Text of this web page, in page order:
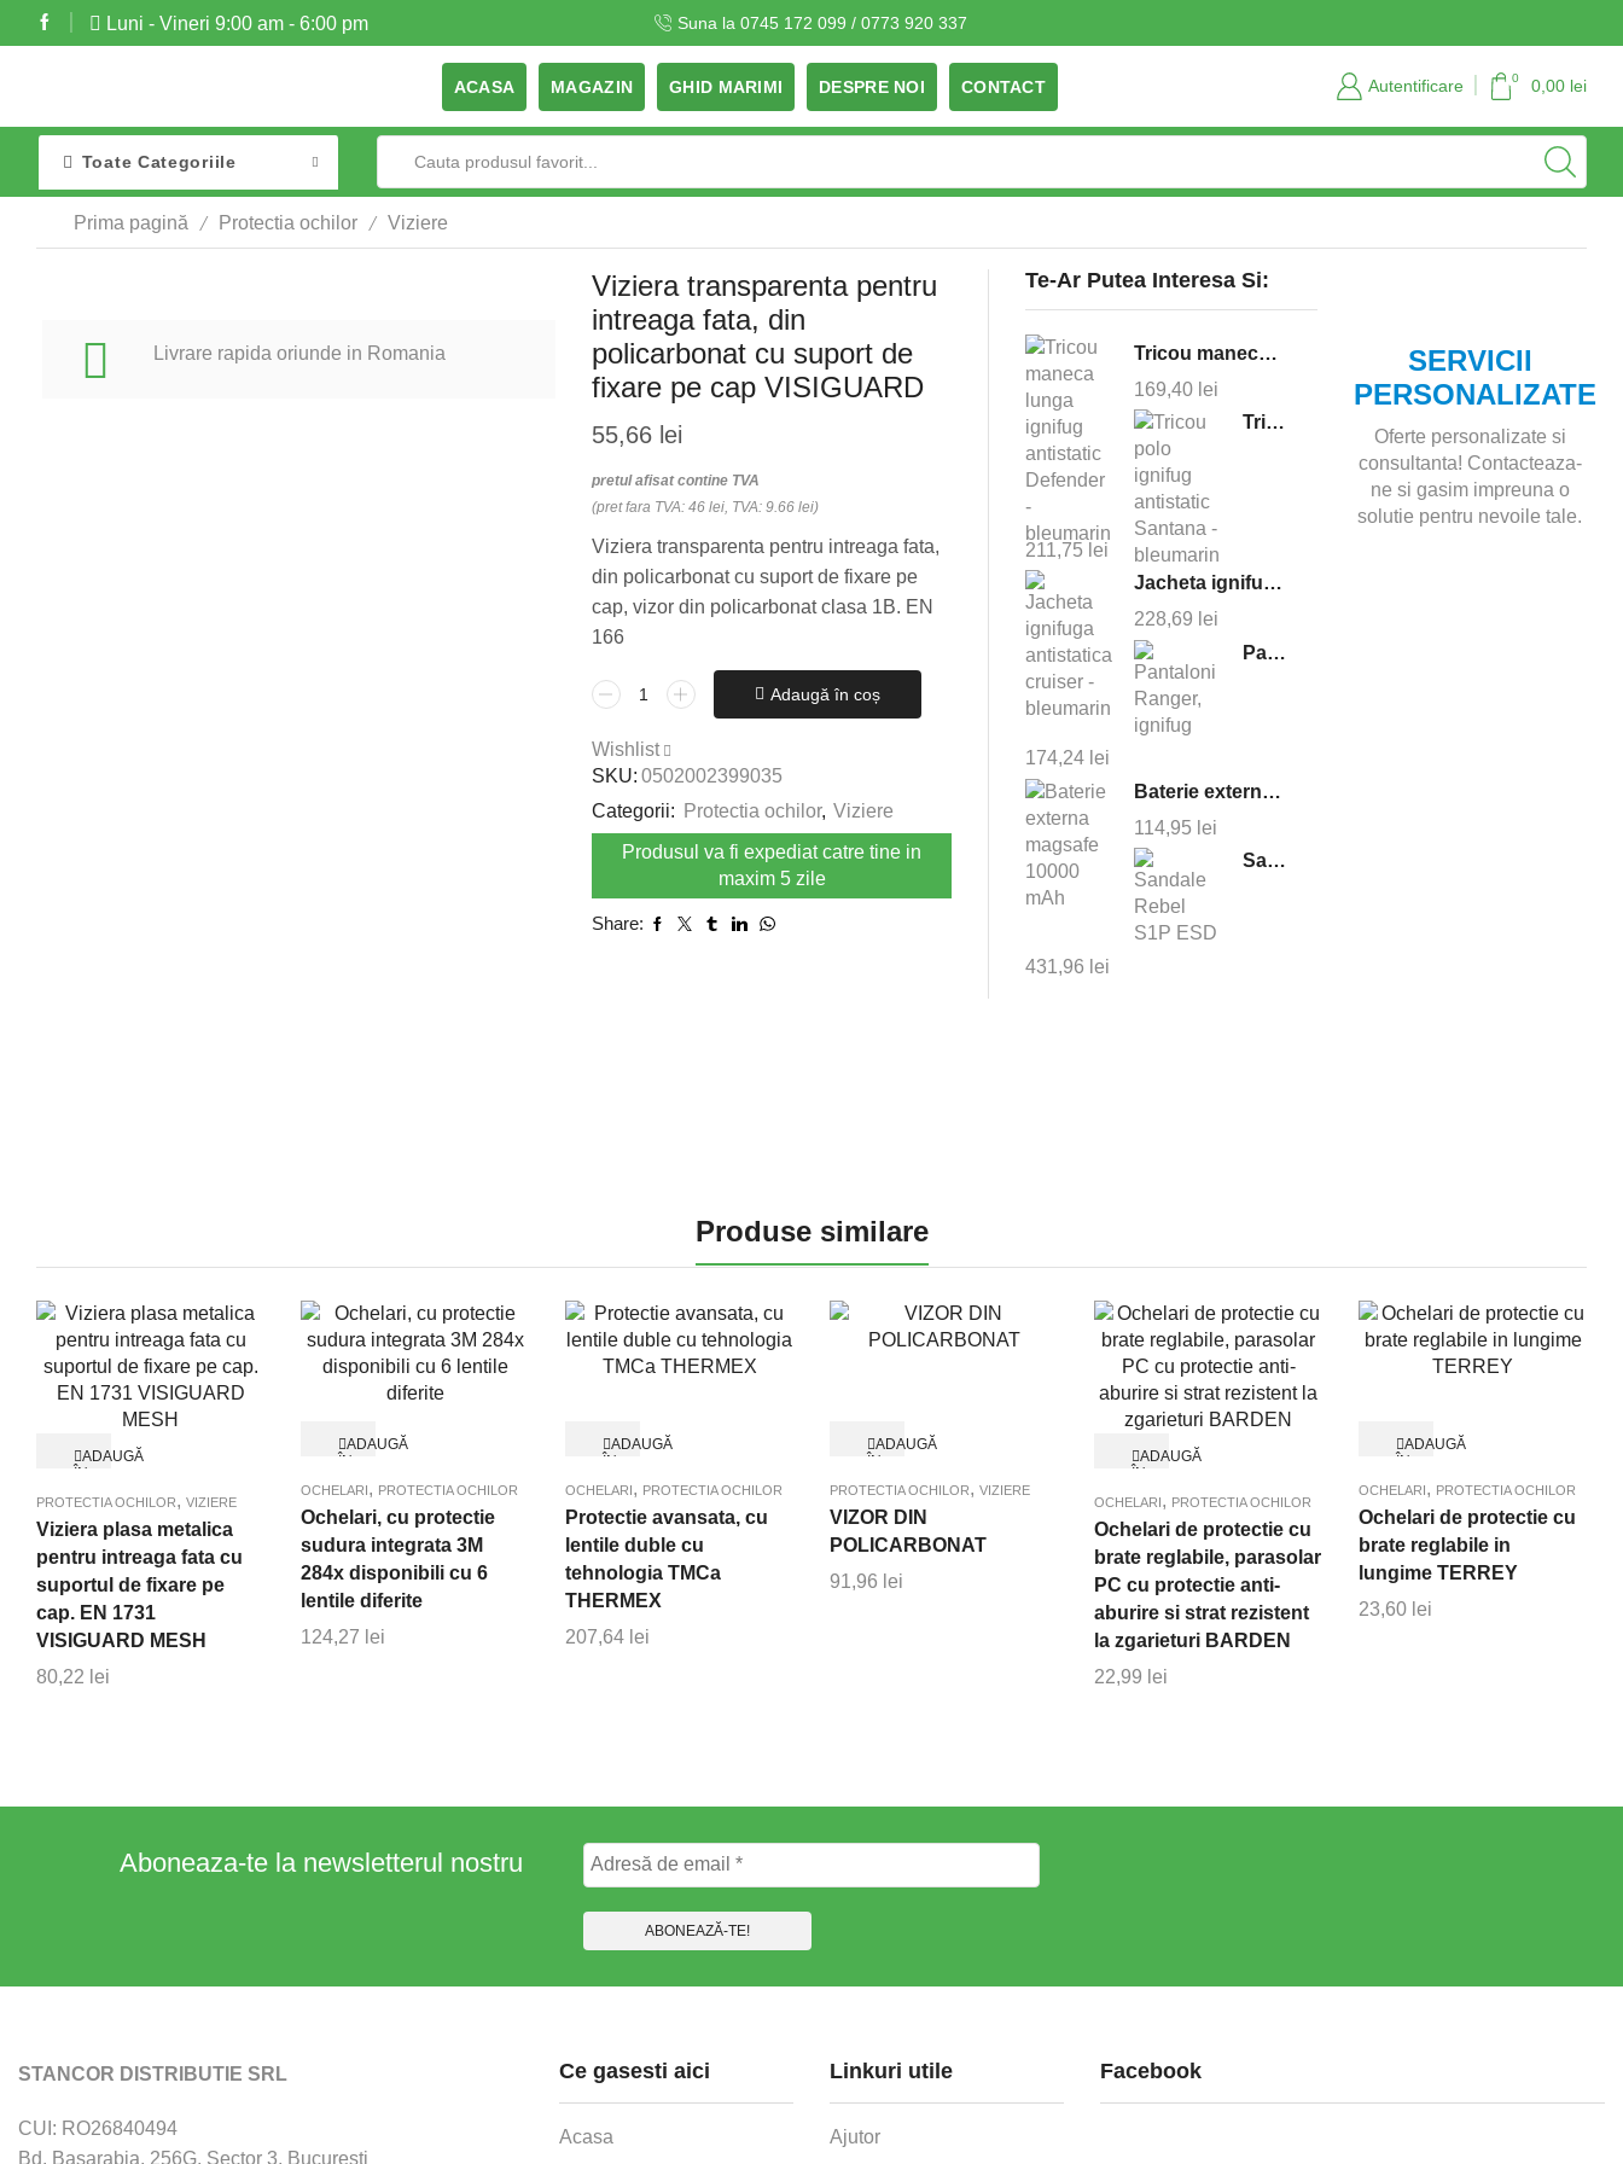
Luni - Vineri 9:00 am - 6:00 pm Suna la 0745 172 099 / 0773 920 337
ACASA MAGAZIN GHID MARIMI DESPRE NOI CONTACT Autentificare 0 0,00 lei
Toate Categoriile
input
Prima pagină / Protectia ochilor / Viziere
Livrare rapida oriunde in Romania
Viziera transparenta pentru
intreaga fata, din
policarbonat cu suport de
fixare pe cap VISIGUARD
55,66 lei
pretul afisat contine TVA
(pret fara TVA: 46 lei, TVA: 9.66 lei)
Viziera transparenta pentru intreaga fata,
din policarbonat cu suport de fixare pe
cap, vizor din policarbonat clasa 1B. EN
166
Cantitate
transparenta
pentru
fata,
cu
suport
Adaugă în coș
Wishlist
SKU: 0502002399035
Categorii:
Protectia ochilor, Viziere
Produsul va fi expediat catre tine in
maxim 5 zile
Share:
Te-Ar Putea Interesa Si:
Tricou maneca lunga ignifug antistatic Defender - bleumarin
169,40 lei
Tricou polo ignifug antistatic Santana - bleumarin
211,75 lei
Jacheta ignifuga antistatica cruiser - bleumarin
228,69 lei
Pantaloni Ranger, ignifug
174,24 lei
Baterie externa magsafe 10000 mAh
114,95 lei
Sandale Rebel S1P ESD
431,96 lei
SERVICII
PERSONALIZATE
Oferte personalizate si
consultanta! Contacteaza-
ne si gasim impreuna o
solutie pentru nevoile tale.
Produse similare
ADAUGĂ
ÎN
PROTECTIA OCHILOR, VIZIERE
Viziera plasa metalica
pentru intreaga fata cu
suportul de fixare pe
cap. EN 1731
VISIGUARD MESH
80,22 lei
ADAUGĂ
ÎN
OCHELARI, PROTECTIA OCHILOR
Ochelari, cu protectie
sudura integrata 3M
284x disponibili cu 6
lentile diferite
124,27 lei
ADAUGĂ
ÎN
OCHELARI, PROTECTIA OCHILOR
Protectie avansata, cu
lentile duble cu
tehnologia TMCa
THERMEX
207,64 lei
ADAUGĂ
ÎN
PROTECTIA OCHILOR, VIZIERE
VIZOR DIN
POLICARBONAT
91,96 lei
ADAUGĂ
ÎN
OCHELARI, PROTECTIA OCHILOR
Ochelari de protectie cu
brate reglabile, parasolar
PC cu protectie anti-
aburire si strat rezistent
la zgarieturi BARDEN
22,99 lei
ADAUGĂ
ÎN
OCHELARI, PROTECTIA OCHILOR
Ochelari de protectie cu
brate reglabile in
lungime TERREY
23,60 lei
Aboneaza-te la newsletterul nostru
STANCOR DISTRIBUTIE SRL
CUI: RO26840494
Bd. Basarabia, 256G, Sector 3, Bucuresti
Ce gasesti aici
Acasa
Linkuri utile
Ajutor
Facebook